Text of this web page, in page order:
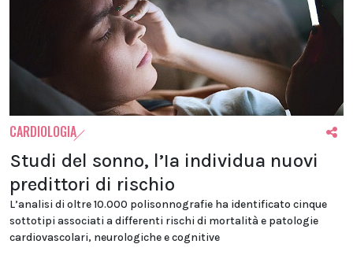
CARDIOLOGIA
Studi del sonno, l’Ia individua nuovi
predittori di rischio
L’analisi di oltre 10.000 polisonnografie ha identificato cinque
sottotipi associati a differenti rischi di mortalità e patologie
cardiovascolari, neurologiche e cognitive